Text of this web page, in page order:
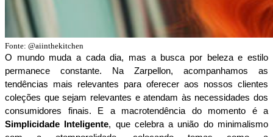
Fonte: @aiinthekitchen
O mundo muda a cada dia, mas a busca por beleza e estilo
permanece constante. Na Zarpellon, acompanhamos as
tendências mais relevantes para oferecer aos nossos clientes
coleções que sejam relevantes e atendam às necessidades dos
Simplicidade Inteligente, que celebra a união do minimalismo